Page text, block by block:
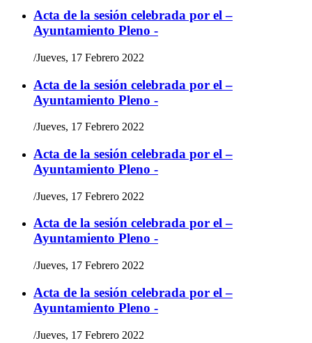
Acta de la sesión celebrada por el –
Ayuntamiento Pleno -
/Jueves, 17 Febrero 2022
Acta de la sesión celebrada por el –
Ayuntamiento Pleno -
/Jueves, 17 Febrero 2022
Acta de la sesión celebrada por el –
Ayuntamiento Pleno -
/Jueves, 17 Febrero 2022
Acta de la sesión celebrada por el –
Ayuntamiento Pleno -
/Jueves, 17 Febrero 2022
Acta de la sesión celebrada por el –
Ayuntamiento Pleno -
/Jueves, 17 Febrero 2022